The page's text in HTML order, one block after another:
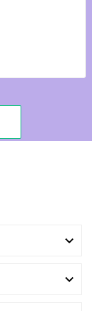

